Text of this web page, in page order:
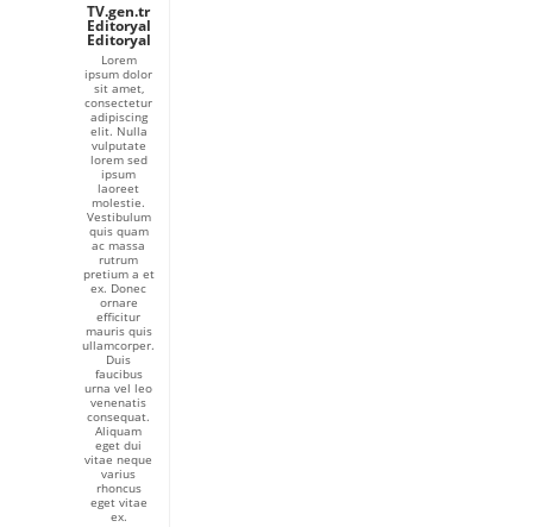
TV.gen.tr
Editoryal
Editoryal
Lorem
ipsum dolor
sit amet,
consectetur
adipiscing
elit. Nulla
vulputate
lorem sed
ipsum
laoreet
molestie.
Vestibulum
quis quam
ac massa
rutrum
pretium a et
ex. Donec
ornare
efficitur
mauris quis
ullamcorper.
Duis
faucibus
urna vel leo
venenatis
consequat.
Aliquam
eget dui
vitae neque
varius
rhoncus
eget vitae
ex.